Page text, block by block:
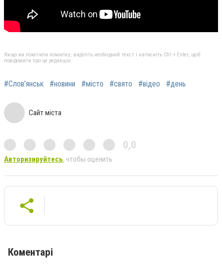
Якщо ви помітили помилку, виділіть необхідний текст і натисніть Ctrl + Enter, щоб
повідомити про це редакцію
#Слов’янськ #новини #місто #свято #відео #день
Сайт міста
0,0
Авторизируйтесь, чтобы оценить
Коментарі